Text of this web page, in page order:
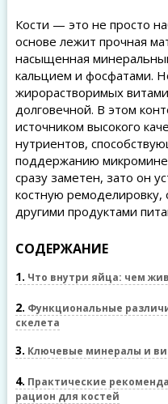
Кости — это не просто
основе лежит прочная
насыщенная
кальцием и фосфатами.
жирорастворимых
долговечной. В этом
источником высокого
нутриентов,
поддержанию
сразу заметен, зато он
костную ремоделировку,
другими продуктами
СОДЕРЖАНИЕ
1 Что внутри яйца: чем
2 Функциональные
скелета
3 Ключевые минералы и
4 Практические
рацион для костей